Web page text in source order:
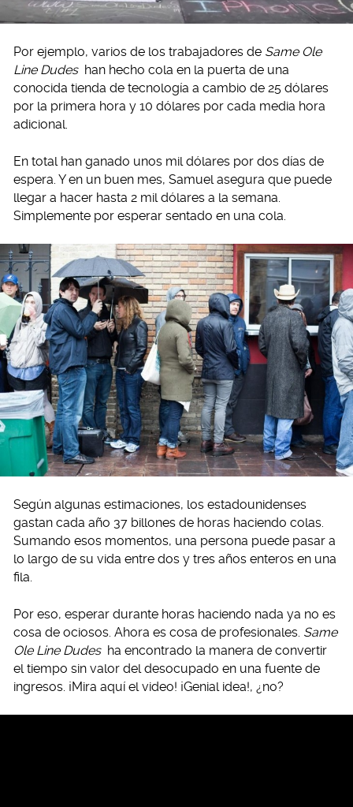
Por ejemplo, varios de los trabajadores de Same Ole
Line Dudes han hecho cola en la puerta de una
conocida tienda de tecnología a cambio de 25 dólares
por la primera hora y 10 dólares por cada media hora
adicional.
En total han ganado unos mil dólares por dos días de
espera. Y en un buen mes, Samuel asegura que puede
llegar a hacer hasta 2 mil dólares a la semana.
Simplemente por esperar sentado en una cola.
Según algunas estimaciones, los estadounidenses
gastan cada año 37 billones de horas haciendo colas.
Sumando esos momentos, una persona puede pasar a
lo largo de su vida entre dos y tres años enteros en una
fila.
Por eso, esperar durante horas haciendo nada ya no es
cosa de ociosos. Ahora es cosa de profesionales. Same
Ole Line Dudes ha encontrado la manera de convertir
el tiempo sin valor del desocupado en una fuente de
ingresos. ¡Mira aquí el video! ¡Genial idea!, ¿no?